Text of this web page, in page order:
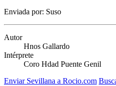
Enviada por: Suso
Autor
Hnos Gallardo
Intérprete
Coro Hdad Puente Genil
Enviar Sevillana a Rocio.com